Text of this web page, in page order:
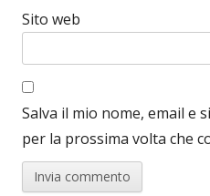
Sito web
Salva il mio nome, email e
per la prossima volta che